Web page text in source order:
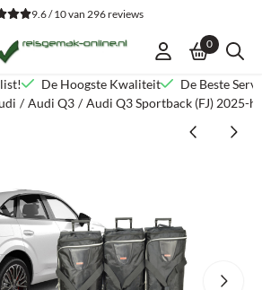
Kies instellingen of sta alle
9.6 / 10van296reviews
0
De Hoogste Kwaliteit
De Beste
/ Audi Q3 / Audi Q3 Sportback (FJ) 2025-